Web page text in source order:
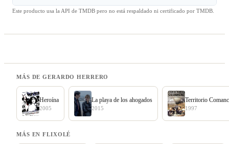
Este producto usa la API de TMDB pero no está respaldado ni certificado por TMDB.
MÁS DE GERARDO HERRERO
Heroína
2005
La playa de los ahogados
2015
Territorio
1997
MÁS EN FLIXOLÉ